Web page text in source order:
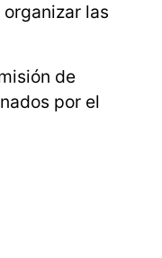
las
de
por el